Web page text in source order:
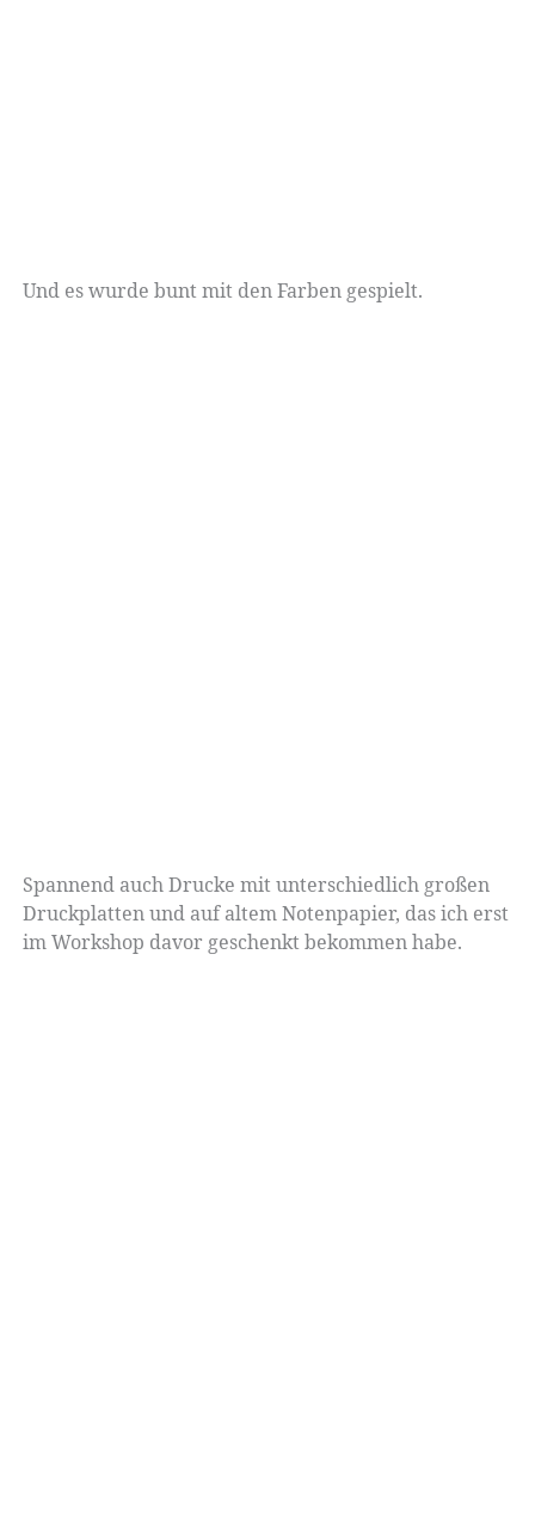
Und es wurde bunt mit den Farben gespielt.
Spannend auch Drucke mit unterschiedlich großen
Druckplatten und auf altem Notenpapier, das ich erst
im Workshop davor geschenkt bekommen habe.